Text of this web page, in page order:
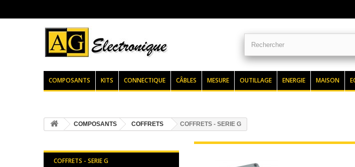
COMPOSANTS KITS CONNECTIQUE CÂBLES MESURE OUTILLAGE ENERGIE MAISON
COMPOSANTS COFFRETS COFFRETS - SERIE G
COFFRETS - SERIE G